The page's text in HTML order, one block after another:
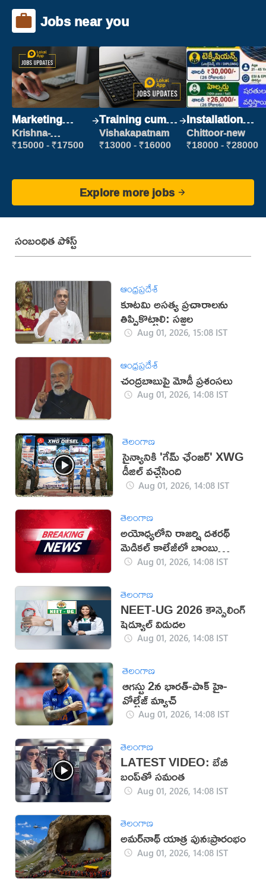
Jobs near you
Marketing
Executive
Krishna-
vijayawada
₹15000 - ₹17500
Training cum
Placement
Vishakapatnam
₹13000 - ₹16000
Installation
Engineer/
Helper
Chittoor-new
₹18000 - ₹28000
Explore more jobs
సంబంధిత పోస్ట్
ఆంధ్రప్రదేశ్
కూటమి అసత్య ప్రచారాలను
తిప్పికొట్టాలి: సజ్జల
Aug 01, 2026, 15:08 IST
ఆంధ్రప్రదేశ్
చంద్రబాబుపై మోడీ ప్రశంసలు
Aug 01, 2026, 14:08 IST
తెలంగాణ
సైన్యానికి 'గేమ్ ఛేంజర్' XWG
డీజిల్ వచ్చేసింది
Aug 01, 2026, 14:08 IST
తెలంగాణ
అయోధ్యలోని రాజర్షి దశరథ్‌
మెడికల్‌ కాలేజీలో బాంబు
తయారీ కలకలం
Aug 01, 2026, 14:08 IST
తెలంగాణ
NEET-UG 2026 కౌన్సెలింగ్
షెడ్యూల్ విడుదల
Aug 01, 2026, 14:08 IST
తెలంగాణ
ఆగస్టు 2న భారత్-పాక్ హై-
వోల్టేజ్ మ్యాచ్
Aug 01, 2026, 14:08 IST
తెలంగాణ
LATEST VIDEO: బేబీ
బంప్‌తో సమంత
Aug 01, 2026, 14:08 IST
తెలంగాణ
అమర్‌నాథ్ యాత్ర పునఃప్రారంభం
Aug 01, 2026, 14:08 IST